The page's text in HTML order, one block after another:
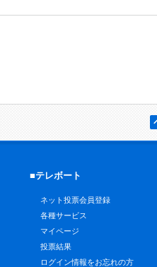
■テレボート
ネット投票会員登録
各種サービス
マイページ
投票結果
ログイン情報をお忘れの方